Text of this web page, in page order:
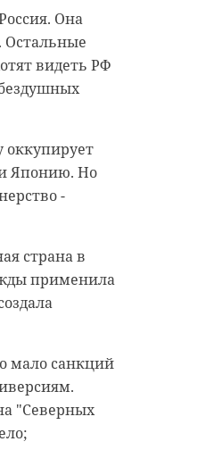
Она
Остальные
видеть РФ
оккупирует
Японию. Но
-
страна в
применила
мало санкций
"Северных
нас.
которые
стоят
берут
защиты
на
общую